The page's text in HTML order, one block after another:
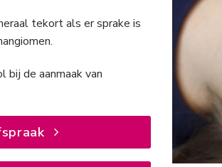
tekort als er sprake is
bij de aanmaak van